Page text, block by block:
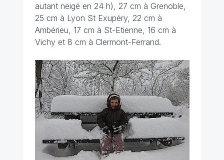
autant neigé en 24 h), 27 cm à Grenoble,
25 cm à Lyon St Exupéry, 22 cm à
Ambérieu, 17 cm à St-Etienne, 16 cm à
Vichy et 8 cm à Clermont-Ferrand.